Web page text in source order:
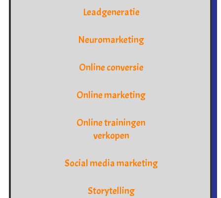
Leadgeneratie
Neuromarketing
Online conversie
Online marketing
Online trainingen
verkopen
Social media marketing
Storytelling